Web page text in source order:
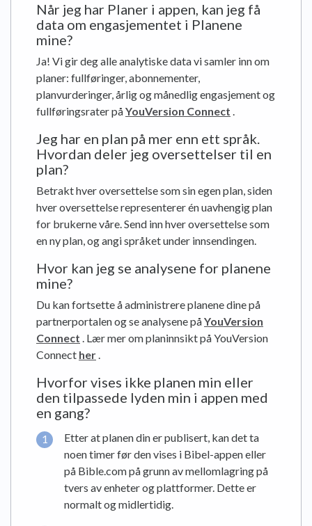
Når jeg har Planer i appen, kan jeg få
data om engasjementet i Planene
mine?
Ja! Vi gir deg alle analytiske data vi samler inn om
planer: fullføringer, abonnementer,
planvurderinger, årlig og månedlig engasjement og
fullføringsrater påYouVersion Connect .
Jeg har en plan på mer enn ett språk.
Hvordan deler jeg oversettelser til en
plan?
Betrakt hver oversettelse som sin egen plan, siden
hver oversettelse representerer én uavhengig plan
for brukerne våre. Send inn hver oversettelse som
en ny plan, og angi språket under innsendingen.
Hvor kan jeg se analysene for planene
mine?
Du kan fortsette å administrere planene dine på
partnerportalen og se analysene påYouVersion
Connect . Lær mer om planinnsikt på YouVersion
Connect her.
Hvorfor vises ikke planen min eller
den tilpassede lyden min i appen med
en gang?
Etter at planen din er publisert, kan det ta
noen timer før den vises i Bibel-appen eller
på Bible.com på grunn av mellomlagring på
tvers av enheter og plattformer. Dette er
normalt og midlertidig.